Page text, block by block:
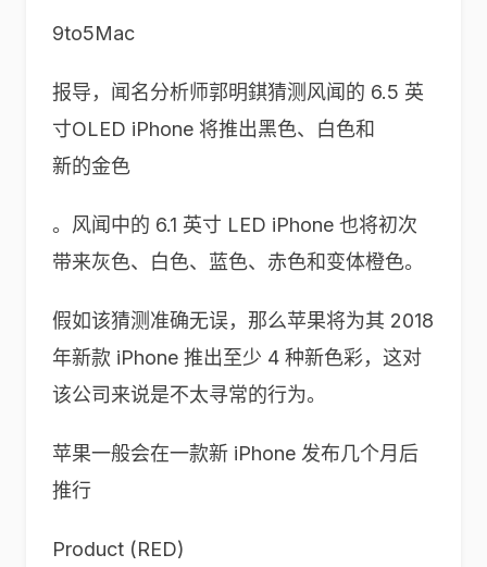
9to5Mac
报导，闻名分析师郭明錤猜测风闻的 6.5 英
寸OLED iPhone 将推出黑色、白色和
新的金色
。风闻中的 6.1 英寸 LED iPhone 也将初次
带来灰色、白色、蓝色、赤色和变体橙色。
假如该猜测准确无误，那么苹果将为其 2018
年新款 iPhone 推出至少 4 种新色彩，这对
该公司来说是不太寻常的行为。
苹果一般会在一款新 iPhone 发布几个月后
推行
Product (RED)